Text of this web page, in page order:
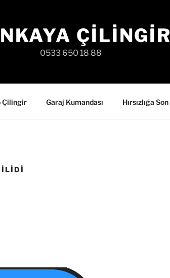
ÇILINGIR
0533 650 18 88
Çilingir Garaj Kumandası Hırsızlığa Son